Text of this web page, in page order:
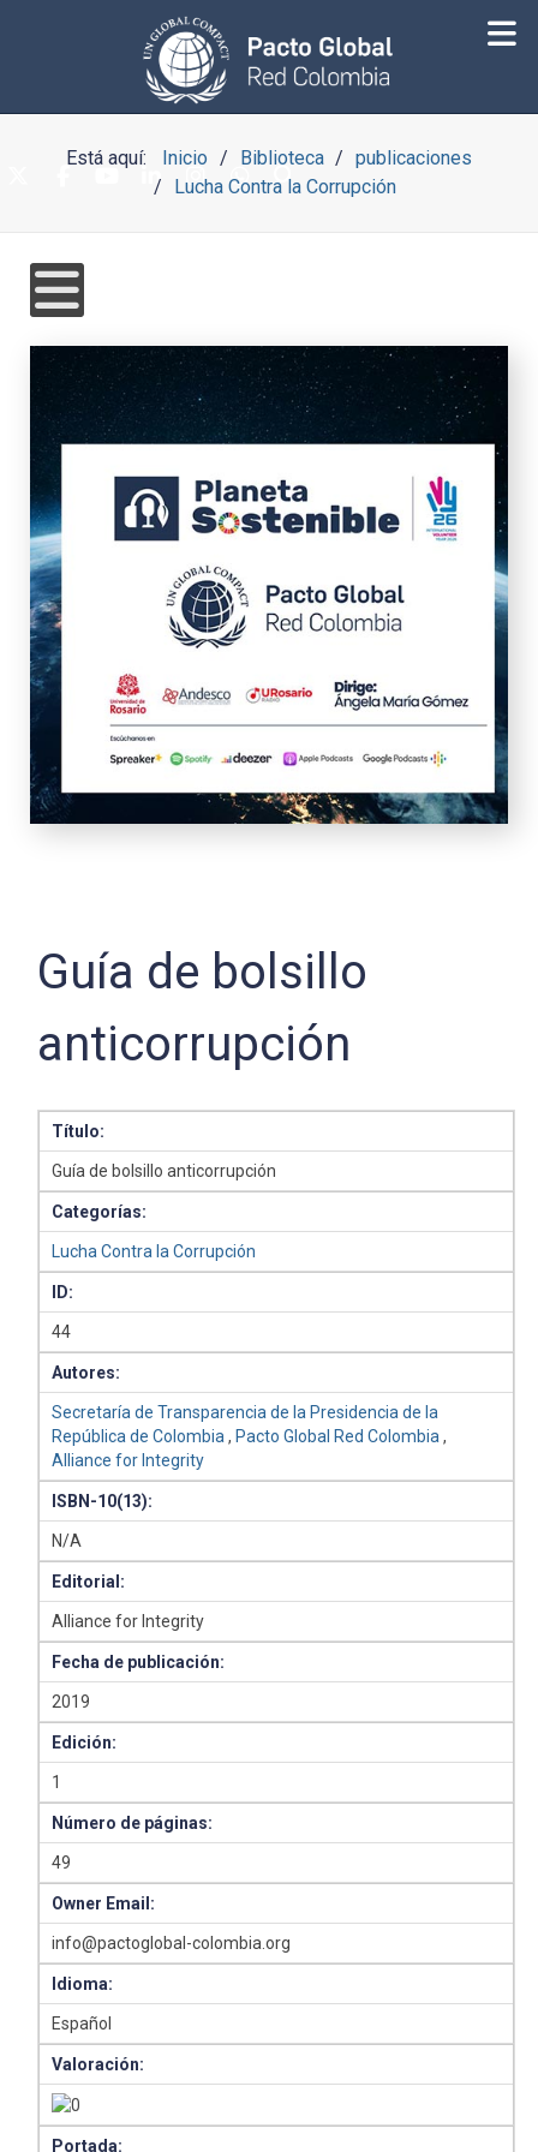
Está aquí: Inicio Biblioteca
publicaciones
Lucha Contra la Corrupción
Guía de bolsillo
anticorrupción
Título:
Guía de bolsillo anticorrupción
Categorías:
Lucha Contra la Corrupción
ID:
44
Autores:
Secretaría de Transparencia de la Presidencia de la
República de Colombia , Pacto Global Red Colombia ,
Alliance for Integrity
ISBN-10(13):
N/A
Editorial:
Alliance for Integrity
Fecha de publicación:
2019
Edición:
1
Número de páginas:
49
Owner Email:
info@pactoglobal-colombia.org
Idioma:
Español
Valoración:
Portada: